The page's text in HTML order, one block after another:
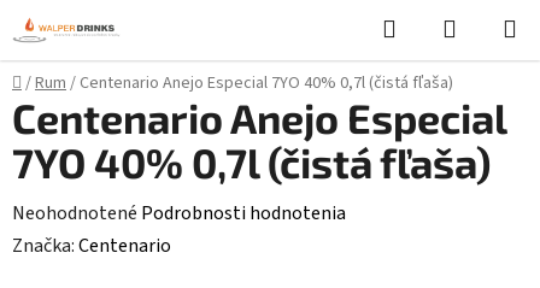
Prejsť
na
obsah
Hľadať
KOŠÍK
Domov
/Rum/ Centenario Anejo Especial 7YO 40% 0,7l (čistá fľaša)
Centenario Anejo Especial
7YO 40% 0,7l (čistá fľaša)
Priemerné
hodnotenie
Neohodnotené Podrobnosti hodnotenia
Značka:Centenario